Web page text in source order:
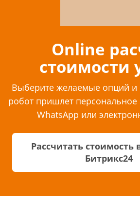
Online
стоимости
Выберите желаемые опций и
робот пришлет
WhatsApp или
Рассчитать стоимость
Битрикс24